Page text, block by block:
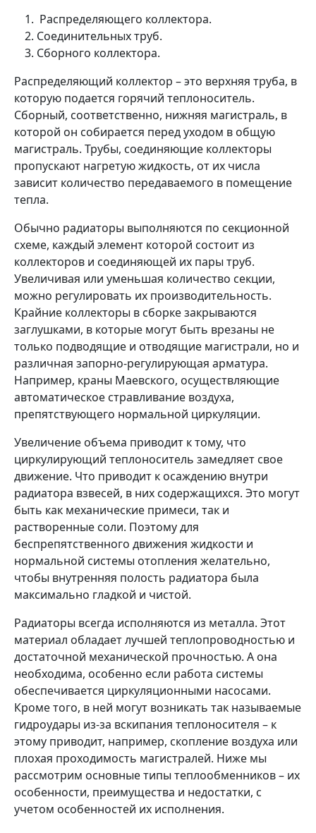
Распределяющего коллектора.
Соединительных труб.
Сборного коллектора.
Распределяющий коллектор – это верхняя труба, в
которую подается горячий теплоноситель.
Сборный, соответственно, нижняя магистраль, в
которой он собирается перед уходом в общую
магистраль. Трубы, соединяющие коллекторы
пропускают нагретую жидкость, от их числа
зависит количество передаваемого в помещение
тепла.
Обычно радиаторы выполняются по секционной
схеме, каждый элемент которой состоит из
коллекторов и соединяющей их пары труб.
Увеличивая или уменьшая количество секции,
можно регулировать их производительность.
Крайние коллекторы в сборке закрываются
заглушками, в которые могут быть врезаны не
только подводящие и отводящие магистрали, но и
различная запорно-регулирующая арматура.
Например, краны Маевского, осуществляющие
автоматическое стравливание воздуха,
препятствующего нормальной циркуляции.
Увеличение объема приводит к тому, что
циркулирующий теплоноситель замедляет свое
движение. Что приводит к осаждению внутри
радиатора взвесей, в них содержащихся. Это могут
быть как механические примеси, так и
растворенные соли. Поэтому для
беспрепятственного движения жидкости и
нормальной системы отопления желательно,
чтобы внутренняя полость радиатора была
максимально гладкой и чистой.
Радиаторы всегда исполняются из металла. Этот
материал обладает лучшей теплопроводностью и
достаточной механической прочностью. А она
необходима, особенно если работа системы
обеспечивается циркуляционными насосами.
Кроме того, в ней могут возникать так называемые
гидроудары из-за вскипания теплоносителя – к
этому приводит, например, скопление воздуха или
плохая проходимость магистралей. Ниже мы
рассмотрим основные типы теплообменников – их
особенности, преимущества и недостатки, с
учетом особенностей их исполнения.